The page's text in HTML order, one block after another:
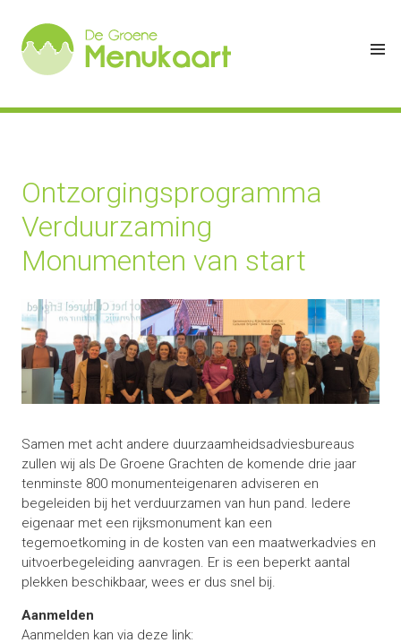
Ontzorgingsprogramma
Verduurzaming
Monumenten van start
Samen met acht andere duurzaamheidsadviesbureaus
zullen wij als De Groene Grachten de komende drie jaar
tenminste 800 monumenteigenaren adviseren en
begeleiden bij het verduurzamen van hun pand. Iedere
eigenaar met een rijksmonument kan een
tegemoetkoming in de kosten van een maatwerkadvies en
uitvoerbegeleiding aanvragen. Er is een beperkt aantal
plekken beschikbaar, wees er dus snel bij.
Aanmelden
Aanmelden kan via deze link: